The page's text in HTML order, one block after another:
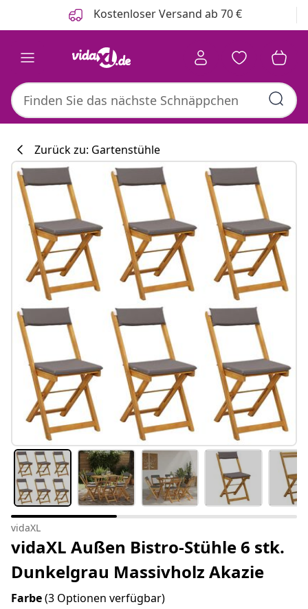
Kostenloser Versand ab 70 €
Zurück zu: Gartenstühle
vidaXL
vidaXL Außen Bistro-Stühle 6 stk.
Dunkelgrau Massivholz Akazie
Farbe(3 Optionen verfügbar)